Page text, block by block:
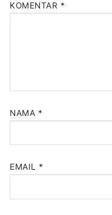
KOMENTAR *
NAMA *
EMAIL *